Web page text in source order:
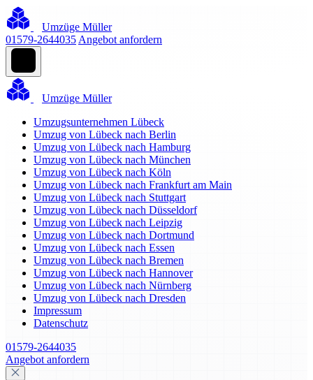
Umzüge Müller
01579-2644035 Angebot anfordern
Umzüge Müller
Umzugsunternehmen Lübeck
Umzug von Lübeck nach Berlin
Umzug von Lübeck nach Hamburg
Umzug von Lübeck nach München
Umzug von Lübeck nach Köln
Umzug von Lübeck nach Frankfurt am Main
Umzug von Lübeck nach Stuttgart
Umzug von Lübeck nach Düsseldorf
Umzug von Lübeck nach Leipzig
Umzug von Lübeck nach Dortmund
Umzug von Lübeck nach Essen
Umzug von Lübeck nach Bremen
Umzug von Lübeck nach Hannover
Umzug von Lübeck nach Nürnberg
Umzug von Lübeck nach Dresden
Impressum
Datenschutz
01579-2644035
Angebot anfordern